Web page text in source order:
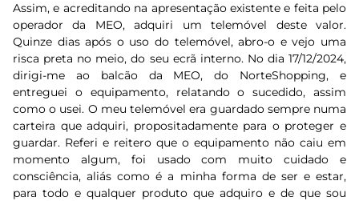
Assim, e acreditando na apresentação existente e feita pelo
operador da MEO, adquiri um telemóvel deste valor.
Quinze dias após o uso do telemóvel, abro-o e vejo uma
risca preta no meio, do seu ecrã interno. No dia 17/12/2024,
dirigi-me ao balcão da MEO, do NorteShopping, e
entreguei o equipamento, relatando o sucedido, assim
como o usei. O meu telemóvel era guardado sempre numa
carteira que adquiri, propositadamente para o proteger e
guardar. Referi e reitero que o equipamento não caiu em
momento algum, foi usado com muito cuidado e
consciência, aliás como é a minha forma de ser e estar,
para todo e qualquer produto que adquiro e de que sou